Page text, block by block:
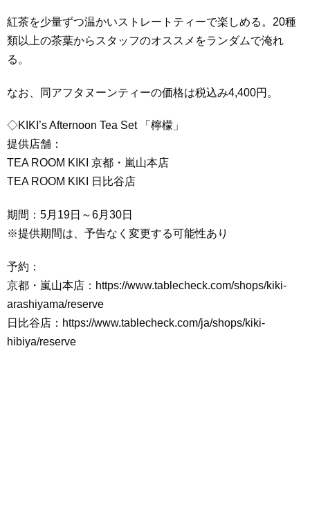
紅茶を少量ずつ温かいストレートティーで楽しめる。20種
類以上の茶葉からスタッフのオススメをランダムで淹れ
る。
なお、同アフタヌーンティーの価格は税込み4,400円。
◇KIKI’s Afternoon Tea Set 「檸檬」
提供店舗：
TEA ROOM KIKI 京都・嵐山本店
TEA ROOM KIKI 日比谷店
期間：5月19日～6月30日
※提供期間は、予告なく変更する可能性あり
予約：
京都・嵐山本店：https://www.tablecheck.com/shops/kiki-
arashiyama/reserve
日比谷店：https://www.tablecheck.com/ja/shops/kiki-
hibiya/reserve